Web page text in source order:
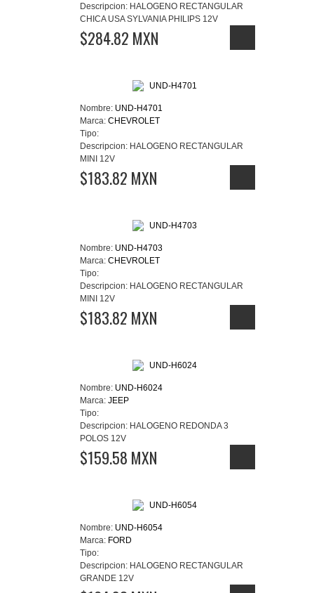
Descripcion: HALOGENO RECTANGULAR
CHICA USA SYLVANIA PHILIPS 12V
$284.82 MXN
Nombre: UND-H4701
Marca: CHEVROLET
Tipo:
Descripcion: HALOGENO RECTANGULAR
MINI 12V
$183.82 MXN
Nombre: UND-H4703
Marca: CHEVROLET
Tipo:
Descripcion: HALOGENO RECTANGULAR
MINI 12V
$183.82 MXN
Nombre: UND-H6024
Marca: JEEP
Tipo:
Descripcion: HALOGENO REDONDA 3
POLOS 12V
$159.58 MXN
Nombre: UND-H6054
Marca: FORD
Tipo:
Descripcion: HALOGENO RECTANGULAR
GRANDE 12V